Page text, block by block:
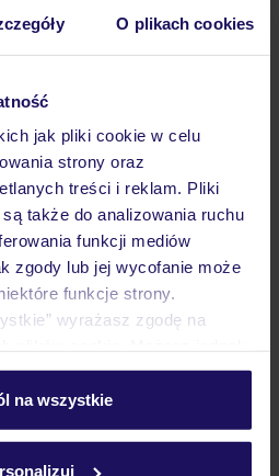
O plikach cookies
jak pliki cookie w celu
strony oraz
treści i reklam. Pliki
także do analizowania ruchu
funkcji mediów
zgody lub jej wycofanie może
funkcje strony.
wyrażasz zgodę na
wchodząc w zakładkę
o plikach cookie znajdziesz
na wszystkie
pytania